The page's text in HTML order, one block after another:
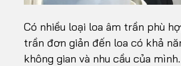
Có nhiều loại loa âm trần phù
trần đơn giản đến loa có khả
không gian và nhu cầu của